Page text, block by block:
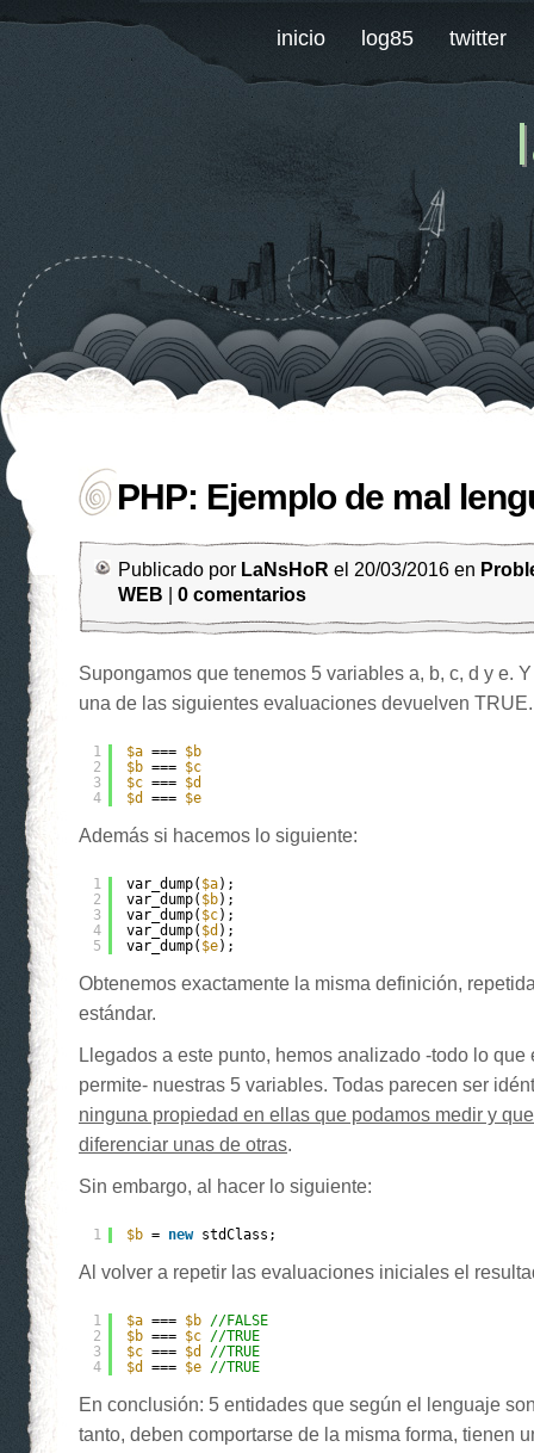
inicio log85 twitter
PHP: Ejemplo de mal
Publicado por LaNsHoR el 20/03/2016 en
WEB
0 comentarios
Supongamos que tenemos 5 variables a, b, c, d y e.
una de las siguientes evaluaciones devuelven TRUE.
1
2
3
4
$a === $b
$b === $c
$c === $d
$d
=== $e
Además si hacemos lo siguiente:
1
2
3
4
5
var_dump( $a);
var_dump( $b);
var_dump( $c);
var_dump( $d );
var_dump( $e);
Obtenemos exactamente la misma definición,
estándar.
Llegados a este punto, hemos analizado -todo lo que
permite- nuestras 5 variables. Todas parecen ser
ninguna propiedad en ellas que podamos medir y
diferenciar unas de otras.
Sin embargo, al hacer lo siguiente:
1 $b = new stdClass;
Al volver a repetir las evaluaciones iniciales el
1
2
3
4
$a === $b //FALSE
$b === $c //TRUE
$c === $d
//TRUE
$d
=== $e //TRUE
En conclusión: 5 entidades que según el lenguaje
tanto, deben comportarse de la misma forma, tienen